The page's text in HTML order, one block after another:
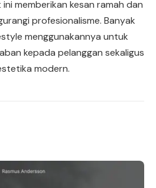
memberikan kesan ramah dan
profesionalisme. Banyak
menggunakannya untuk
kepada pelanggan sekaligus
modern.